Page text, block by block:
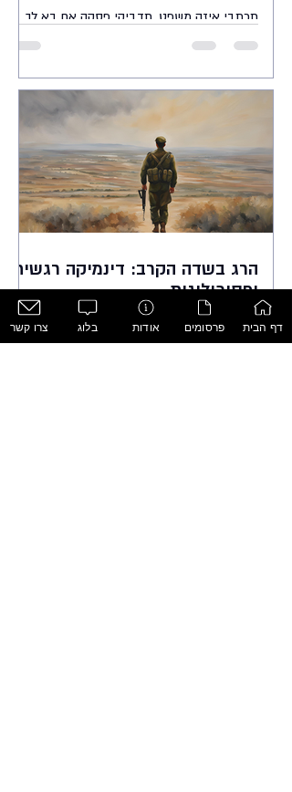
תכתבי איזה משפט, תדביקי פסקה אם בא לך
הרג בשדה הקרב: דינמיקה רגשית
ופסיכולוגית
תקציר המאמר עוסק בנושא הכואב אך החשוב של
הרג מטווח קרוב בשדה הקרב. כותב המאמר
צרו קשר בלוג אודות פרסומים דף הבית